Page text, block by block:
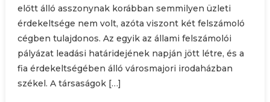
előtt álló asszonynak korábban semmilyen üzleti
érdekeltsége nem volt, azóta viszont két felszámoló
cégben tulajdonos. Az egyik az állami felszámolói
pályázat leadási határidejének napján jött létre, és a
fia érdekeltségében álló városmajori irodaházban
székel. A társaságok […]